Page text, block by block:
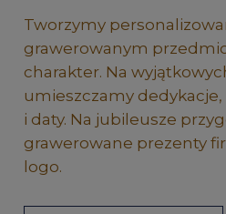
Tworzymy
grawerowanym
charakter. Na
umieszczamy
i daty. Na jubileusze
grawerowane prezenty
logo.